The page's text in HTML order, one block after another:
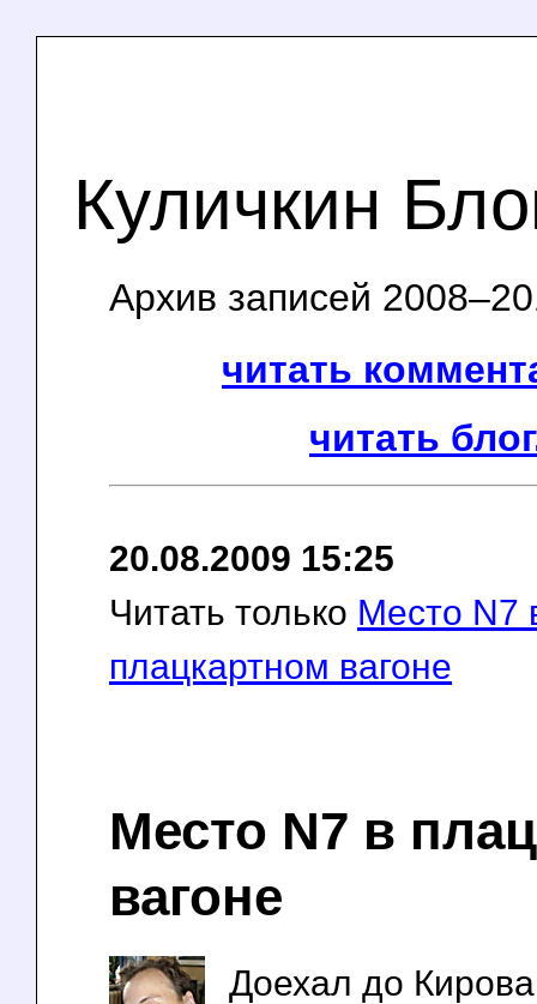
Куличкин
Архив записей
читать
читать
20.08.2009 15:25
Читать только Место N7
плацкартном вагоне
Место N7 в
вагоне
Доехал до